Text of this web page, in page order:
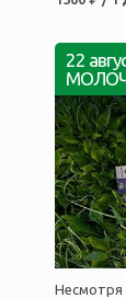
22
Несмотря